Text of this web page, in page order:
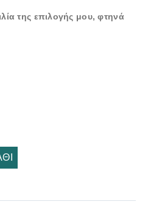
της επιλογής μου, φτηνά